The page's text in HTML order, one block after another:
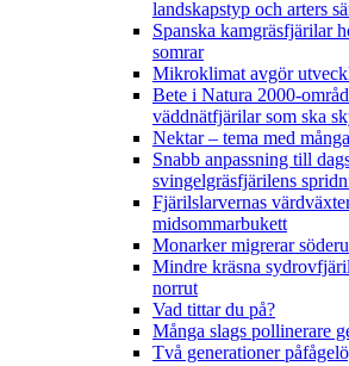
landskapstyp och arters
Spanska kamgräsfjärilar
somrar
Mikroklimat avgör
Bete i Natura 2000-
väddnätfjärilar som ska
Nektar – tema med
Snabb anpassning till
svingelgräsfjärilens
Fjärilslarvernas
midsommarbukett
Monarker migrerar
Mindre kräsna
norrut
Vad tittar du på?
Många slags pollinerare
Två generationer